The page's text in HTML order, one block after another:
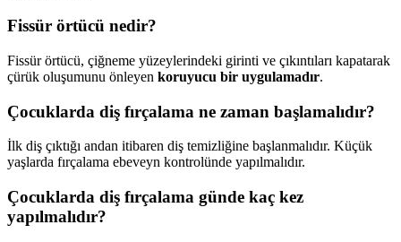
Fissür örtücü nedir?
Fissür örtücü, çiğneme yüzeylerindeki girinti ve çıkıntıları kapatarak
çürük oluşumunu önleyen koruyucu bir uygulamadır.
Çocuklarda diş fırçalama ne zaman başlamalıdır?
İlk diş çıktığı andan itibaren diş temizliğine başlanmalıdır. Küçük
yaşlarda fırçalama ebeveyn kontrolünde yapılmalıdır.
Çocuklarda diş fırçalama günde kaç kez
yapılmalıdır?